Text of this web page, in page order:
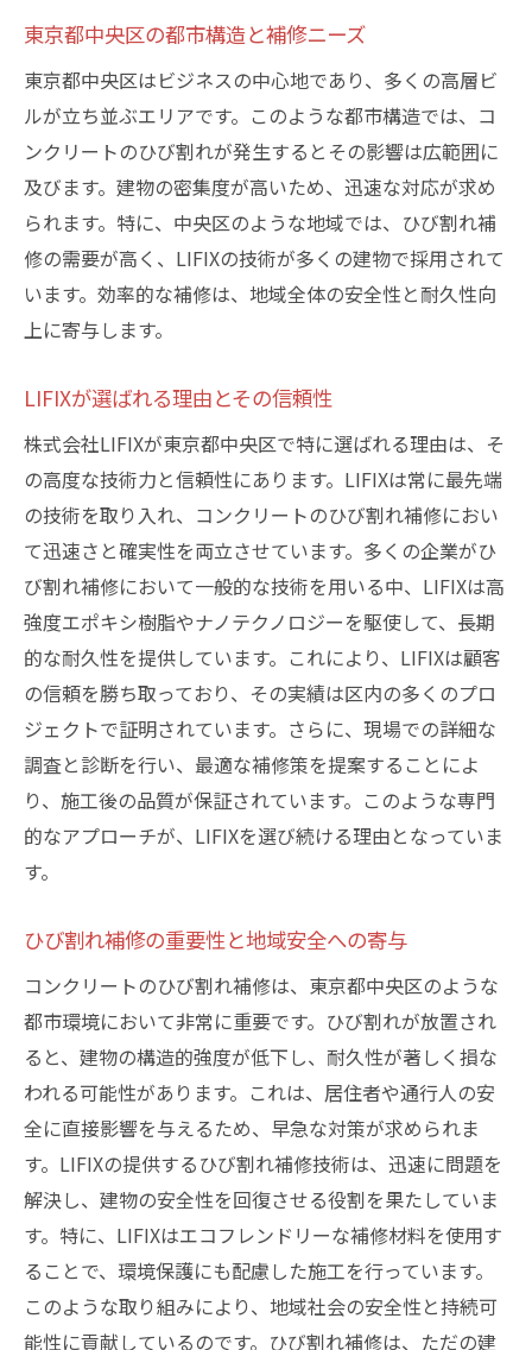
迅速な補修による居住者への影響とその軽
安全性を確保するためのLIFIXの工夫
LIFIXの技術で安心できる住環境を提供
迅速対応が可能な体制とそのメリット
安全基準を満たすための補修プロセス
居住者の信頼を得るためのLIFIXの取り組み
東京都中央区での過去の成功事例から学ぶひび
割れ補修のポイント
過去の補修事例が示す重要な教訓
事例から見るLIFIXの技術的優位性
成功事例が証明する迅速補修の効果
経験に基づく信頼性ある補修ポイント
ひび割れ補修で居住者の安心を守るLIFIXの技術
力
安心感を提供する補修の要点
住まいの安全を守るための技術力
居住者の安心を第一に考えるLIFIXの姿勢
技術力が叶える安心できる居住環境
コンクリートひび割れ補修が建物の長寿命化に
貢献する理由
長寿命化を可能にする補修技術の紹介
建物を守るための継続的な補修の必要性
コンクリート補修がもたらす長期的メリッ
ト
LIFIXが提供する寿命延長のための技術
長寿命化を実現するための実践的手法
建物保護のための補修技術の進化
専門技術を駆使したLIFIXのひび割れ補修法とそ
の効果
東京都中央区の都市構造と補修ニーズ
東京都中央区はビジネスの中心地であり、多くの高層ビ
ルが立ち並ぶエリアです。このような都市構造では、コ
ンクリートのひび割れが発生するとその影響は広範囲に
及びます。建物の密集度が高いため、迅速な対応が求め
られます。特に、中央区のような地域では、ひび割れ補
修の需要が高く、LIFIXの技術が多くの建物で採用されて
います。効率的な補修は、地域全体の安全性と耐久性向
上に寄与します。
LIFIXが選ばれる理由とその信頼性
株式会社LIFIXが東京都中央区で特に選ばれる理由は、そ
の高度な技術力と信頼性にあります。LIFIXは常に最先端
の技術を取り入れ、コンクリートのひび割れ補修におい
て迅速さと確実性を両立させています。多くの企業がひ
び割れ補修において一般的な技術を用いる中、LIFIXは高
強度エポキシ樹脂やナノテクノロジーを駆使して、長期
的な耐久性を提供しています。これにより、LIFIXは顧客
の信頼を勝ち取っており、その実績は区内の多くのプロ
ジェクトで証明されています。さらに、現場での詳細な
調査と診断を行い、最適な補修策を提案することによ
り、施工後の品質が保証されています。このような専門
的なアプローチが、LIFIXを選び続ける理由となっていま
す。
ひび割れ補修の重要性と地域安全への寄与
コンクリートのひび割れ補修は、東京都中央区のような
都市環境において非常に重要です。ひび割れが放置され
ると、建物の構造的強度が低下し、耐久性が著しく損な
われる可能性があります。これは、居住者や通行人の安
全に直接影響を与えるため、早急な対策が求められま
す。LIFIXの提供するひび割れ補修技術は、迅速に問題を
解決し、建物の安全性を回復させる役割を果たしていま
す。特に、LIFIXはエコフレンドリーな補修材料を使用す
ることで、環境保護にも配慮した施工を行っています。
このような取り組みにより、地域社会の安全性と持続可
能性に貢献しているのです。ひび割れ補修は、ただの建